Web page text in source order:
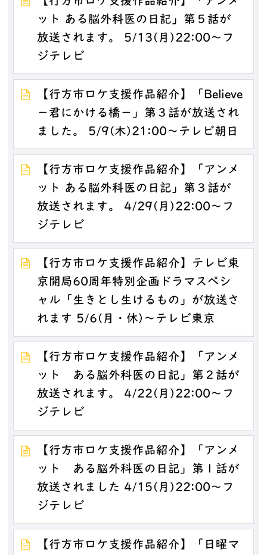
ット ある脳外科医の日記」第５話が
放送されます。 5/13(月)22:00～フ
ジテレビ
【行方市ロケ支援作品紹介】「Believe
－君にかける橋－」第３話が放送され
ました。 5/9(木)21:00～テレビ朝日
【行方市ロケ支援作品紹介】「アンメ
ット ある脳外科医の日記」第３話が
放送されます。 4/29(月)22:00～フ
ジテレビ
【行方市ロケ支援作品紹介】テレビ東
京開局60周年特別企画ドラマスペシ
ャル「生きとし生けるもの」が放送さ
れます 5/6(月・休)～テレビ東京
【行方市ロケ支援作品紹介】「アンメ
ット ある脳外科医の日記」第２話が
放送されます。 4/22(月)22:00～フ
ジテレビ
【行方市ロケ支援作品紹介】「アンメ
ット ある脳外科医の日記」第１話が
放送されました 4/15(月)22:00～フ
ジテレビ
【行方市ロケ支援作品紹介】「日曜マ